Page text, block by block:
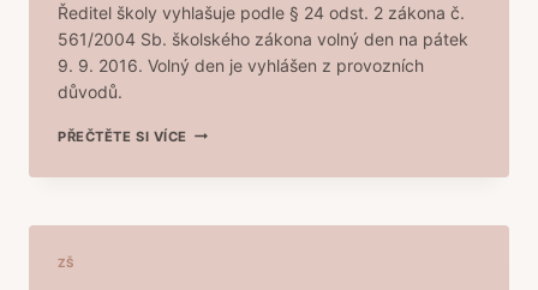
Ředitel školy vyhlašuje podle § 24 odst. 2 zákona č.
561/2004 Sb. školského zákona volný den na pátek
9. 9. 2016. Volný den je vyhlášen z provozních
důvodů.
PŘEČTĚTE SI VÍCEVYHLÁŠENÍ
ZŠ